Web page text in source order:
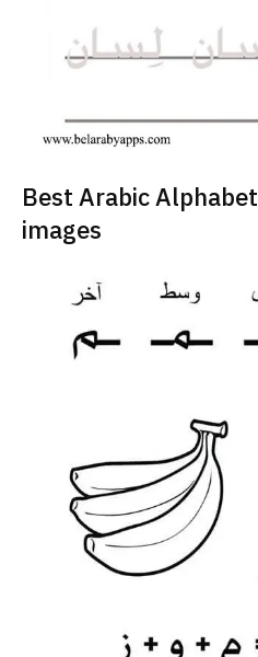
Best Arabic
images